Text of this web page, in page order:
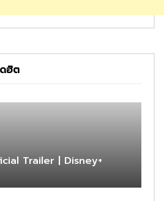
ฮิต
Trailer | Disney+